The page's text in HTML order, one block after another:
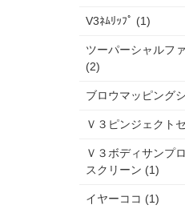
V3ﾈﾑﾘｯﾌﾟ (1)
ツーパーシャルフ
(2)
ブロウマッピング
Ｖ３ピンジェクト
Ｖ３ボディサンプ
スクリーン (1)
イヤーココ (1)